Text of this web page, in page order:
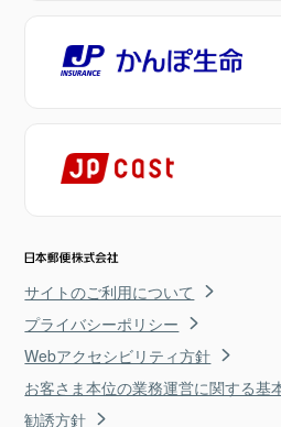
サイトのご利用について
プライバシーポリシー
Webアクセシビリティ方針
お客さま本位の業務運営に関する基
勧誘方針